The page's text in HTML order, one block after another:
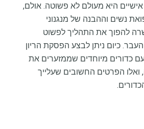
היא מעולם לא פשוטה. אולם,
נשים וההבנה של מנגנוני
להפוך את התהליך לפשוט
כיום ניתן לבצע הפסקת הריון
עם כדורים מיוחדים שממזערים את
ואלו הפרטים החשובים שעלייך